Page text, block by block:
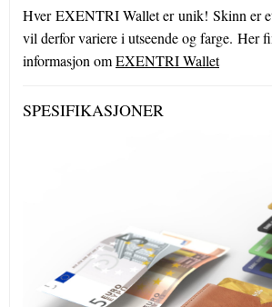
Hver EXENTRI Wallet er unik! Skinn er
vil derfor variere i utseende og farge. Her
informasjon omEXENTRI Wallet
SPESIFIKASJONER